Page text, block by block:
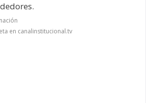
en canalinstitucional.tv